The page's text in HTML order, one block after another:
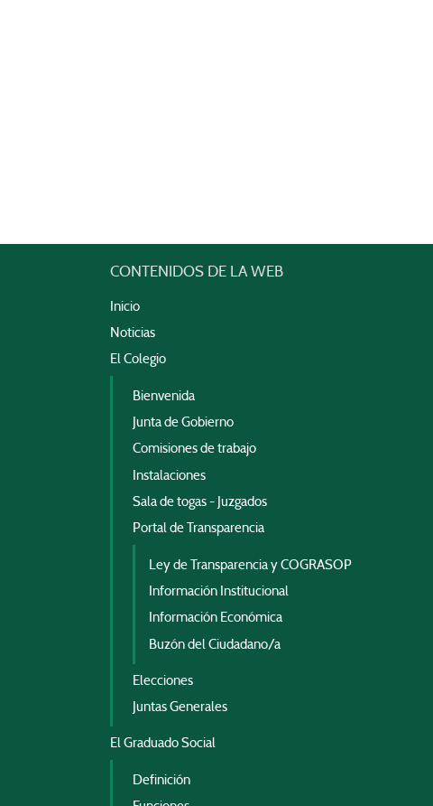
CONTENIDOS DE LA WEB
Inicio
Noticias
El Colegio
Bienvenida
Junta de Gobierno
Comisiones de trabajo
Instalaciones
Sala de togas - Juzgados
Portal de Transparencia
Ley de Transparencia y COGRASOP
Información Institucional
Información Económica
Buzón del Ciudadano/a
Elecciones
Juntas Generales
El Graduado Social
Definición